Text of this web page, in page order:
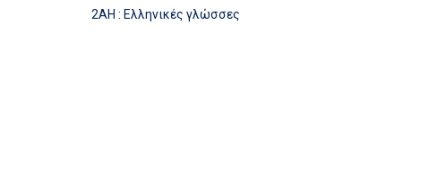
2AH : Ελληνικές γλώσσες